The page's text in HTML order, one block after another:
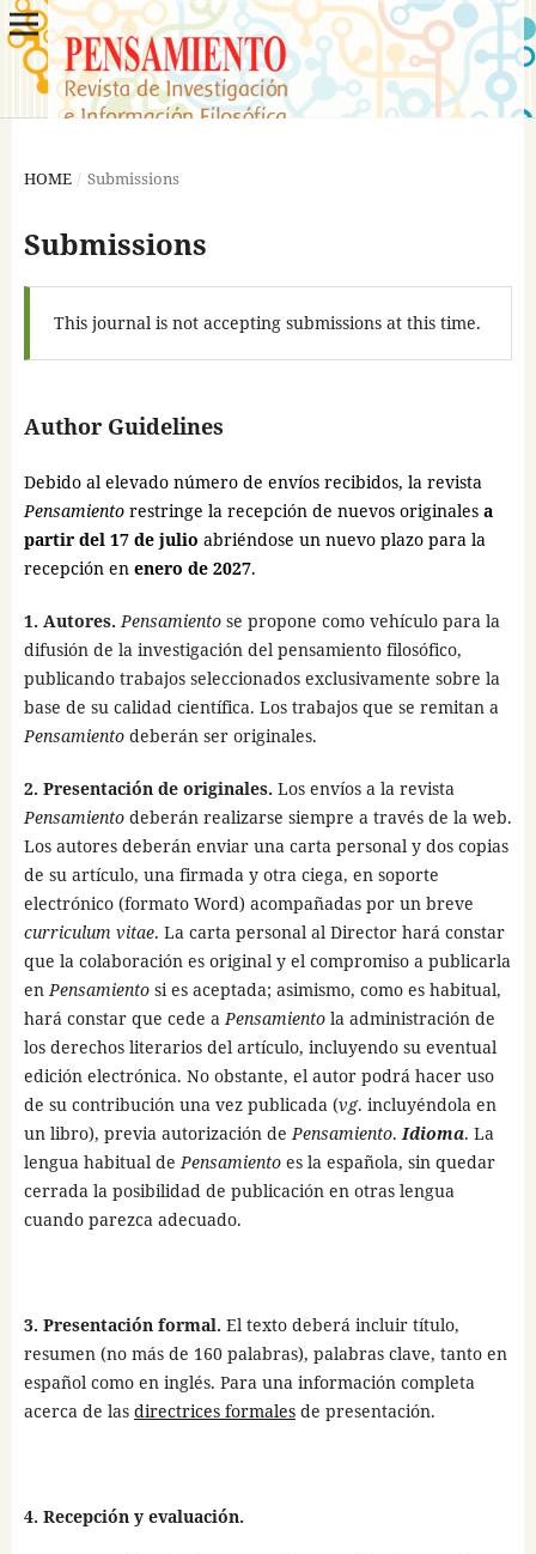
HOME / Submissions
Submissions
This journal is not accepting submissions at this time.
Author Guidelines
Debido al elevado número de envíos recibidos, la revista
Pensamientorestringe la recepción de nuevos originalesa
partir del 17 de julio abriéndose un nuevo plazo para la
recepción enenero de 2027.
1. Autores. Pensamientose propone como vehículo para la
difusión de la investigación del pensamiento filosófico,
publicando trabajos seleccionados exclusivamente sobre la
base de su calidad científica. Los trabajos que se remitan a
Pensamientodeberán ser originales.
2. Presentación de originales. Los envíos a la revista
Pensamientodeberán realizarse siempre a través de la web.
Los autores deberán enviar una carta personal y dos copias
de su artículo, una firmada y otra ciega, en soporte
electrónico (formato Word) acompañadas por un breve
curriculum vitae. La carta personal al Director hará constar
que la colaboración es original y el compromiso a publicarla
enPensamientosi es aceptada; asimismo, como es habitual,
hará constar que cede aPensamientola administración de
los derechos literarios del artículo, incluyendo su eventual
edición electrónica. No obstante, el autor podrá hacer uso
de su contribución una vez publicada (vg. incluyéndola en
un libro), previa autorización dePensamiento. Idioma. La
lengua habitual dePensamientoes la española, sin quedar
cerrada la posibilidad de publicación en otras lengua
cuando parezca adecuado.
3. Presentación formal. El texto deberá incluir título,
resumen (no más de 160 palabras), palabras clave, tanto en
español como en inglés. Para una información completa
acerca de las directrices formalesde presentación.
4. Recepción y evaluación.